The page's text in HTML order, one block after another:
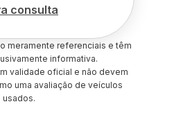
consulta
meramente referenciais e têm
informativa.
validade oficial e não devem
uma avaliação de veículos
usados.